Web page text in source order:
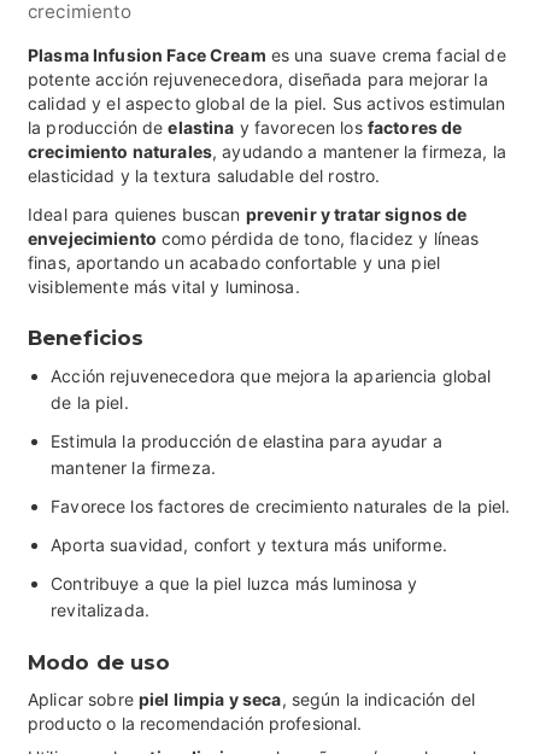
crecimiento
Plasma Infusion Face Cream es una suave crema facial de
potente acción rejuvenecedora, diseñada para mejorar la
calidad y el aspecto global de la piel. Sus activos estimulan
la producción deelastina y favorecen los factores de
crecimiento naturales, ayudando a mantener la firmeza, la
elasticidad y la textura saludable del rostro.
Ideal para quienes buscan prevenir y tratar signos de
envejecimiento como pérdida de tono, flacidez y líneas
finas, aportando un acabado confortable y una piel
visiblemente más vital y luminosa.
Beneficios
Acción rejuvenecedora que mejora la apariencia global
de la piel.
Estimula la producción de elastina para ayudar a
mantener la firmeza.
Favorece los factores de crecimiento naturales de la piel.
Aporta suavidad, confort y textura más uniforme.
Contribuye a que la piel luzca más luminosa y
revitalizada.
Modo de uso
Aplicar sobre piel limpia y seca, según la indicación del
producto o la recomendación profesional.